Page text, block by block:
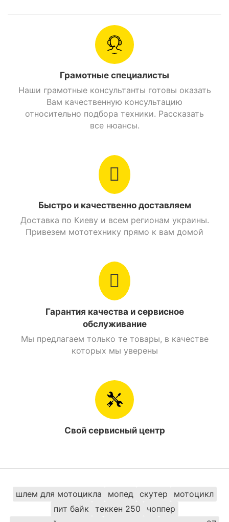
2,5 л/100 км.
Главная передача Цепная
Вес
2х местное
Есть
Трубчатый каркас
Цвет Бело-красный
Есть
Мотоциклы 200 см. куб. Дорожный
Мотоциклы 200 см. куб. SkyBike
Мотоциклы Дорожный SkyBike
Грамотные специалисты
Наши грамотные консультанты готовы оказать
Вам качественную консультацию
относительно подбора техники. Рассказать
все нюансы.
Быстро и качественно доставляем
Доставка по Киеву и всем регионам украины.
Привезем мототехнику прямо к вам домой
Гарантия качества и сервисное
обслуживание
Мы предлагаем только те товары, в качестве
которых мы уверены
Свой сервисный центр
шлем для мотоцикла мопед скутер
мотоцикл
пит байк
теккен 250
чоппер